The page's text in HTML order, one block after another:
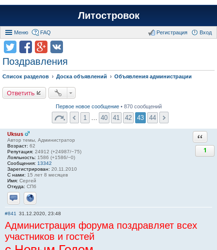
Литостровок
Меню FAQ Вход
Регистрация
Поздравления
Список разделов Доска объявлений Объявления администрации
Ответить
Первое новое сообщение• 870 сообщений
1 40 41 42 43 44
Uksus
Автор темы, Администратор
Возраст: 62
Репутация: 24912 (+24987/−75)
Лояльность: 1586 (+1586/−0)
Сообщения: 13342
Зарегистрирован: 20.11.2010
С нами: 15 лет 8 месяцев
Имя: Сергей
Откуда: СПб
Отправить личное сообщение
Сайт
1
#841 31.12.2020, 23:48
Администрация форума поздравляет всех
участников и гостей